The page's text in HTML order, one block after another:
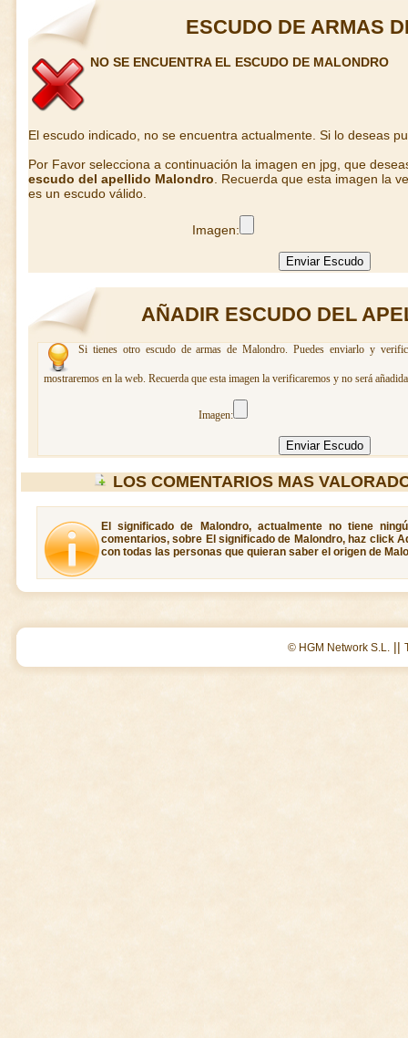
ESCUDO DE ARMAS
NO SE ENCUENTRA EL ESCUDO DE MALONDRO
El escudo indicado, no se encuentra actualmente. Si lo deseas
Por Favor selecciona a continuación la imagen en jpg, que
escudo del apellido Malondro . Recuerda que esta imagen la
es un escudo válido.
Imagen:
AÑADIR ESCUDO DEL
Si tienes otro escudo de armas de Malondro. Puedes enviarlo y
mostraremos en la web. Recuerda que esta imagen la verificaremos y no será
Imagen:
LOS COMENTARIOS MAS
El significado de Malondro, actualmente no tiene
comentarios, sobre El significado de Malondro, haz click
con todas las personas que quieran saber el origen de
© HGM Network S.L. ||